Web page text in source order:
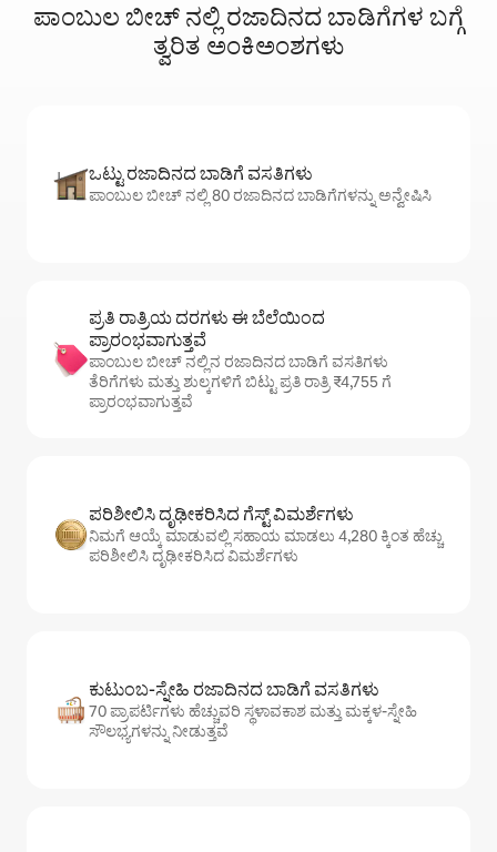
ಪಾಂಬುಲ ಬೀಚ್ ನಲ್ಲಿ ರಜಾದಿನದ ಬಾಡಿಗೆಗಳ ಬಗ್ಗೆ
ತ್ವರಿತ ಅಂಕಿಅಂಶಗಳು
ಒಟ್ಟು ರಜಾದಿನದ ಬಾಡಿಗೆ ವಸತಿಗಳು
ಪಾಂಬುಲ ಬೀಚ್ ನಲ್ಲಿ 80 ರಜಾದಿನದ ಬಾಡಿಗೆಗಳನ್ನು ಅನ್ವೇಷಿಸಿ
ಪ್ರತಿ ರಾತ್ರಿಯ ದರಗಳು ಈ ಬೆಲೆಯಿಂದ
ಪ್ರಾರಂಭವಾಗುತ್ತವೆ
ಪಾಂಬುಲ ಬೀಚ್ ನಲ್ಲಿನ ರಜಾದಿನದ ಬಾಡಿಗೆ ವಸತಿಗಳು
ತೆರಿಗೆಗಳು ಮತ್ತು ಶುಲ್ಕಗಳಿಗೆ ಬಿಟ್ಟು ಪ್ರತಿ ರಾತ್ರಿ ₹4,755 ಗೆ
ಪ್ರಾರಂಭವಾಗುತ್ತವೆ
ಪರಿಶೀಲಿಸಿ ದೃಢೀಕರಿಸಿದ ಗೆಸ್ಟ್ ವಿಮರ್ಶೆಗಳು
ನಿಮಗೆ ಆಯ್ಕೆ ಮಾಡುವಲ್ಲಿ ಸಹಾಯ ಮಾಡಲು 4,280 ಕ್ಕಿಂತ ಹೆಚ್ಚು
ಪರಿಶೀಲಿಸಿ ದೃಢೀಕರಿಸಿದ ವಿಮರ್ಶೆಗಳು
ಕುಟುಂಬ-ಸ್ನೇಹಿ ರಜಾದಿನದ ಬಾಡಿಗೆ ವಸತಿಗಳು
70 ಪ್ರಾಪರ್ಟಿಗಳು ಹೆಚ್ಚುವರಿ ಸ್ಥಳಾವಕಾಶ ಮತ್ತು ಮಕ್ಕಳ-ಸ್ನೇಹಿ
ಸೌಲಭ್ಯಗಳನ್ನು ನೀಡುತ್ತವೆ